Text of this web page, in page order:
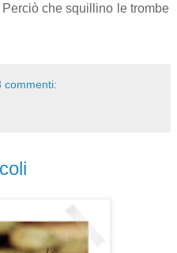
che squillino le trombe
commenti: